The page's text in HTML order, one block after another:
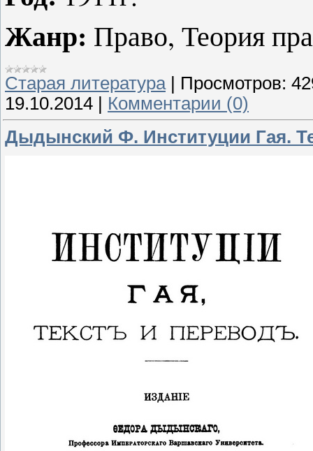
Жанр: Право, Теория
Старая литература| Просмотров:
19.10.2014
Комментарии (0)
Дыдынский Ф. Институции Гая.